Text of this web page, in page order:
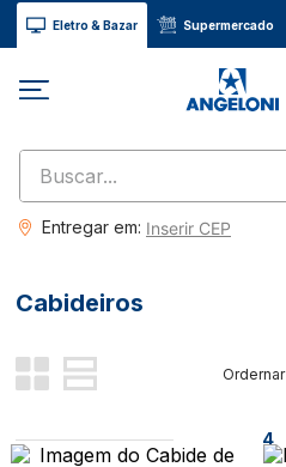
Eletro & Bazar Supermercado
Buscar...
Entregar em: Inserir CEP
Cabideiros
4